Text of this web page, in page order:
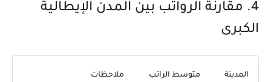
4. مقارنة الرواتب بين المدن الإيطالية
الكبرى
المدينة متوسط الراتب ملاحظات